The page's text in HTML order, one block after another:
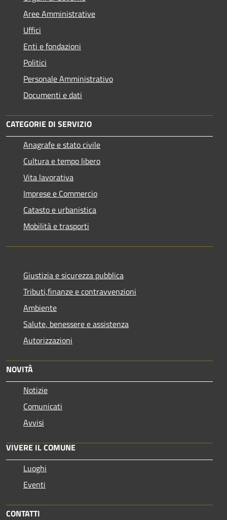
Aree Amministrative
Uffici
Enti e fondazioni
Politici
Personale Amministrativo
Documenti e dati
CATEGORIE DI SERVIZIO
Anagrafe e stato civile
Cultura e tempo libero
Vita lavorativa
Imprese e Commercio
Catasto e urbanistica
Mobilità e trasporti
Giustizia e sicurezza pubblica
Tributi,finanze e contravvenzioni
Ambiente
Salute, benessere e assistenza
Autorizzazioni
NOVITÀ
Notizie
Comunicati
Avvisi
VIVERE IL COMUNE
Luoghi
Eventi
CONTATTI